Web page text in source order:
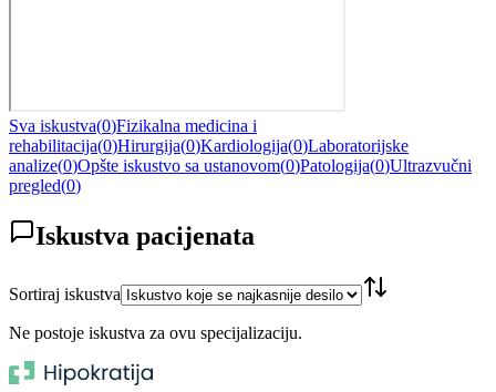
Sva iskustva(0)Fizikalna medicina i
rehabilitacija(0)Hirurgija(0)Kardiologija(0)Laboratorijske
analize(0)Opšte iskustvo sa ustanovom(0)Patologija(0)Ultrazvučni
pregled(0)
Iskustva pacijenata
Sortiraj iskustva
Ne postoje iskustva za ovu specijalizaciju.